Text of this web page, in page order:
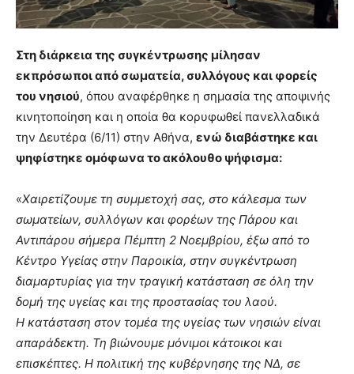
Στη διάρκεια της συγκέντρωσης μίλησαν
εκπρόσωποι από σωματεία, συλλόγους και φορείς
του νησιού, όπου αναφέρθηκε η σημασία της αποψινής
κινητοποίηση και η οποία θα κορυφωθεί πανελλαδικά
την Δευτέρα (6/11) στην Αθήνα, ενώ διαβάστηκε και
ψηφίστηκε ομόφωνα το ακόλουθο ψήφισμα:
«Χαιρετίζουμε τη συμμετοχή σας, στο κάλεσμα των
σωματείων, συλλόγων και φορέων της Πάρου και
Αντιπάρου σήμερα Πέμπτη 2 Νοεμβρίου, έξω από το
Κέντρο Υγείας στην Παροικία, στην συγκέντρωση
διαμαρτυρίας για την τραγική κατάσταση σε όλη την
δομή της υγείας και της προστασίας του λαού.
Η κατάσταση στον τομέα της υγείας των νησιών είναι
απαράδεκτη. Τη βιώνουμε μόνιμοι κάτοικοι και
επισκέπτες. Η πολιτική της κυβέρνησης της ΝΔ, σε